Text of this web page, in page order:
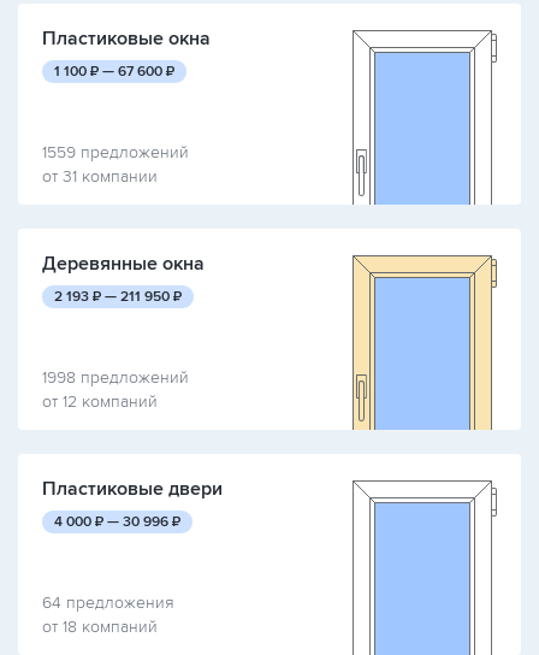
Пластиковые окна
1 100 руб.
₽ — 67 600 руб.
₽
1559 предложений
от 31 компании
Деревянные окна
2 193 руб.
₽ — 211 950 руб.
₽
1998 предложений
от 12 компаний
Пластиковые двери
4 000 руб.
₽ — 30 996 руб.
₽
64 предложения
от 18 компаний